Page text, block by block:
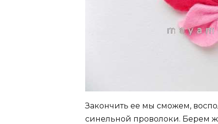
Закончить ее мы сможем,
синельной проволоки. Берем